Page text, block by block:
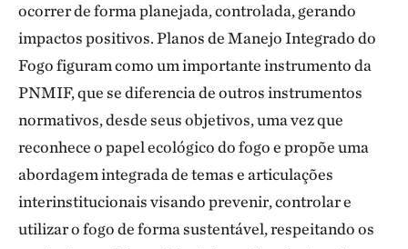
ocorrer de forma planejada, controlada, gerando
impactos positivos. Planos de Manejo Integrado do
Fogo figuram como um importante instrumento da
PNMIF, que se diferencia de outros instrumentos
normativos, desde seus objetivos, uma vez que
reconhece o papel ecológico do fogo e propõe uma
abordagem integrada de temas e articulações
interinstitucionais visando prevenir, controlar e
utilizar o fogo de forma sustentável, respeitando os